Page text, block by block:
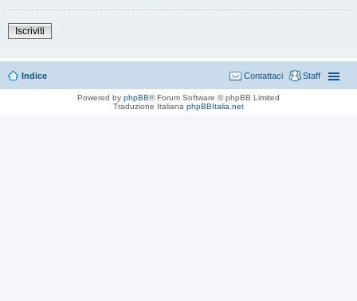
Iscriviti
Indice Staff
Contattaci
Powered by phpBB® Forum Software © phpBB Limited
Traduzione Italiana phpBBItalia.net